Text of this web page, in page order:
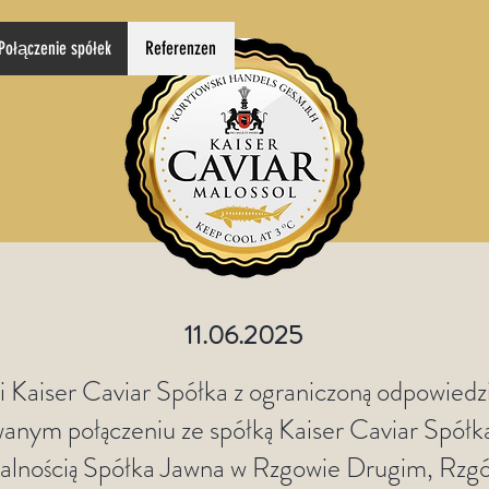
spółek Referenzen
11.06.2025
Kaiser Caviar Spółka z ograniczoną
połączeniu ze spółką Kaiser Caviar
Spółka Jawna w Rzgowie Drugim,